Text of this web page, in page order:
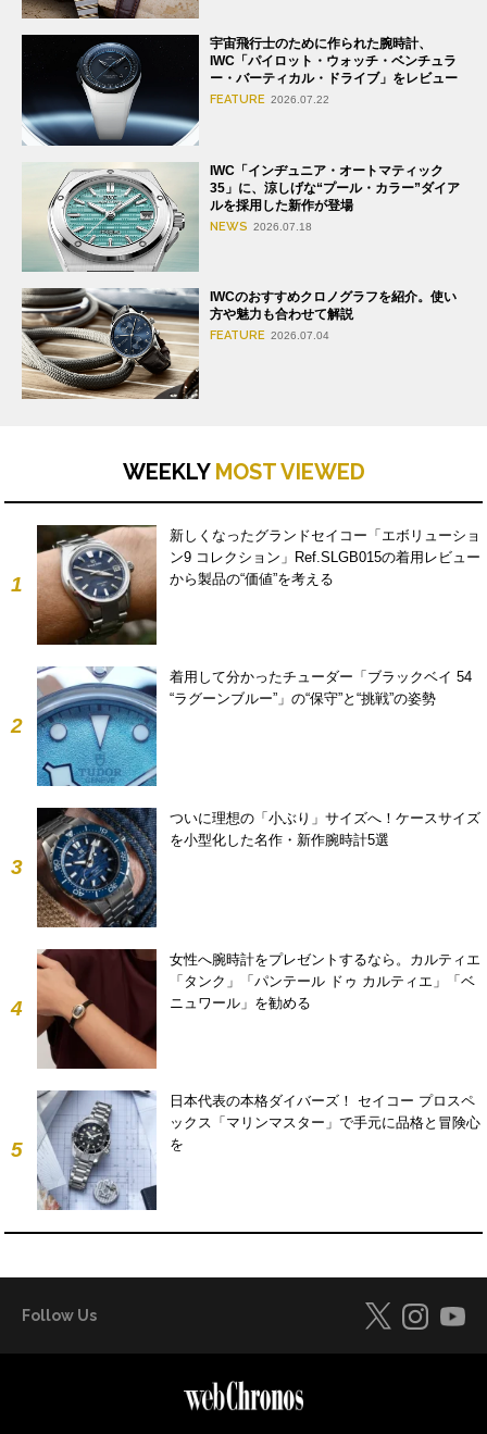
宇宙飛行士のために作られた腕時計、
IWC「パイロット・ウォッチ・ベンチュラ
ー・バーティカル・ドライブ」をレビュー
FEATURE 2026.07.22
IWC「インヂュニア・オートマティック
35」に、涼しげな“プール・カラー”ダイア
ルを採用した新作が登場
NEWS 2026.07.18
IWCのおすすめクロノグラフを紹介。使い
方や魅力も合わせて解説
FEATURE 2026.07.04
WEEKLY MOST VIEWED
1
新しくなったグランドセイコー「エボリューショ
ン9 コレクション」Ref.SLGB015の着用レビュー
から製品の“価値”を考える
2
着用して分かったチューダー「ブラックベイ 54
“ラグーンブルー”」の“保守”と“挑戦”の姿勢
3
ついに理想の「小ぶり」サイズへ！ケースサイズ
を小型化した名作・新作腕時計5選
4
女性へ腕時計をプレゼントするなら。カルティエ
「タンク」「パンテール ドゥ カルティエ」「ベ
ニュワール」を勧める
5
日本代表の本格ダイバーズ！ セイコー プロスペ
ックス「マリンマスター」で手元に品格と冒険心
を
Follow Us